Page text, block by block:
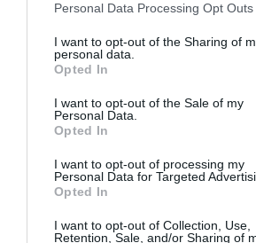
Personal Data Processing Opt Outs
I want to opt-out of the Sharing of
personal data.
Opted In
I want to opt-out of the Sale of my
Personal Data.
Opted In
I want to opt-out of processing my
Personal Data for Targeted
Opted In
I want to opt-out of Collection, Use,
Retention, Sale, and/or Sharing of
Κόσμο
Προμηθέας
Δεσμώτης, του
σκηνοθεσία Άρη
Μπινιάρη στο
Ρεματιάς 2022
8o